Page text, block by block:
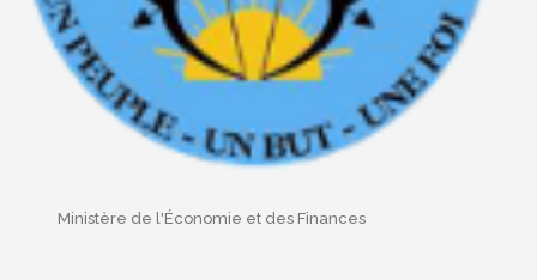
Ministère de l'Économie et des Finances